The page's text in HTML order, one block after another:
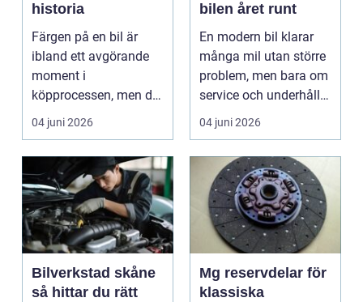
historia
Färgen på en bil är
ibland ett avgörande
moment i
köpprocessen, men det
ha...
04 juni 2026
bilen året runt
En modern bil klarar
många mil utan större
problem, men bara om
service och underhåll
sköts i tid. I...
04 juni 2026
Bilverkstad skåne
så hittar du rätt
Mg reservdelar för
klassiska